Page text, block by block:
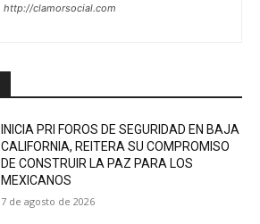
http://clamorsocial.com
INICIA PRI FOROS DE SEGURIDAD EN BAJA
CALIFORNIA, REITERA SU COMPROMISO
DE CONSTRUIR LA PAZ PARA LOS
MEXICANOS
7 de agosto de 2026